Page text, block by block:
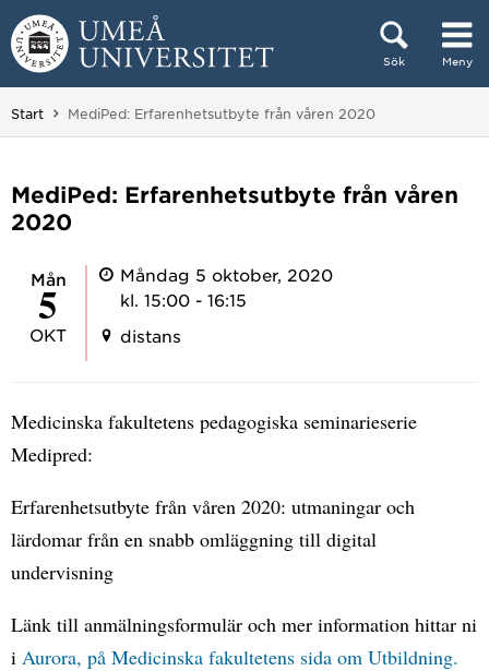
Hoppa direkt till innehållet
Sök Meny
Huvudmenyn dold.
Start Du är här:
MediPed: Erfarenhetsutbyte från våren 2020
MediPed: Erfarenhetsutbyte från våren
2020
mån
5
OKT
Måndag 5 oktober, 2020
kl. 15:00 - 16:15
distans
Medicinska fakultetens pedagogiska seminarieserie
Medipred:
Erfarenhetsutbyte från våren 2020: utmaningar och
lärdomar från en snabb omläggning till digital
undervisning
Länk till anmälningsformulär och mer information hittar ni
i Aurora, på Medicinska fakultetens sida om Utbildning.